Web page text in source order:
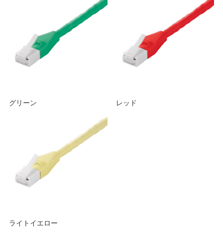
グリーン レッド
ライトイエロー